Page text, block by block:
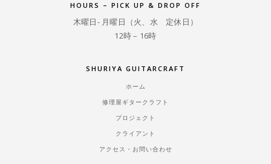
HOURS – PICK UP & DROP OFF
木曜日- 月曜日（火、水 定休日）
12時 – 16時
SHURIYA GUITARCRAFT
ホーム
修理屋ギタークラフト
プロジェクト
クライアント
アクセス・お問い合わせ